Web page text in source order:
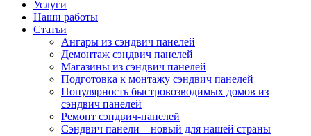
Услуги
Наши работы
Статьи
Ангары из сэндвич панелей
Демонтаж сэндвич панелей
Магазины из сэндвич панелей
Подготовка к монтажу сэндвич панелей
Популярность быстровозводимых домов из
сэндвич панелей
Ремонт сэндвич-панелей
Сэндвич панели – новый для нашей страны